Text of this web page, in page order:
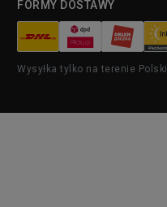
FORMY DOSTAWY
Wysyłka tylko na terenie Polski